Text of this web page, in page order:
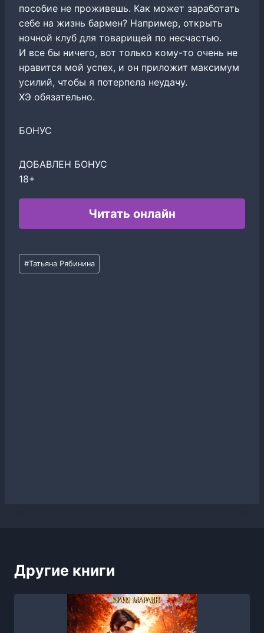
пособие не проживешь. Как может заработать
себе на жизнь бармен? Например, открыть
ночной клуб для товарищей по несчастью.
И все бы ничего, вот только кому-то очень не
нравится мой успех, и он приложит максимум
усилий, чтобы я потерпела неудачу.
ХЭ обязательно.
БОНУС
ДОБАВЛЕН БОНУС
18+
Читать онлайн
Метки
записи:
#Татьяна Рябинина
Другие книги